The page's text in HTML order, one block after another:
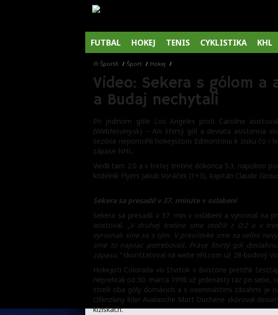
FUTBAL HOKEJ TENIS CYKLISTIKA KHL
ŠportX Šport Hokej
Video: Sekera s gólom a
a Budaj nechytali
Pri jedinom góle Los Angeles proti Caroline
(WebNoviny.sk) – Ani štvrtý gól a deviata asistencia
sezóne nepomohli hokejistom Edmontonu k zisku čo i
zápase NHL.
Viedli tam 2:0 a v tretej tretine dokonca 5:3, napokon
krídelník Flyers Jakub Voráček (1+3), kapitán Claude
Sekera sa presadil v 37. minúte v oslabení
Sekera sa presadil v 37. min v oslabení a vyrovnal na
asistoval. „V druhej tretine sme otočili z 0:2 a v
vyrovnali sme sa s tým. V presilovke sme sa veľmi
sme to najviac potrebovali. Práve štvrtý gól
zápasu,“skonštatoval na webe nhl.com už 28-bodový
Hokejisti Colorada vo štvrtok v Bostone pretrhli
neprehrali od 30. marca 1998 už jedenásty raz po sebe,
strelil oba góly domácich a s osemnástimi zásahmi je
Ofenzívny líder Avalanche Matt Duchene skóroval
klziskách.